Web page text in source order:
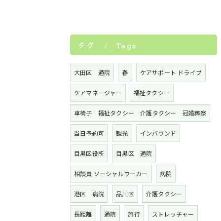
タグ Tags
大田区 通院 春 ケアサポート ドライブ
ケアマネージャー 福祉タクシー
車椅子 福祉タクシー 介護タクシー 冠婚葬祭
当日予約可 観光 インバウンド
目黒区役所 目黒区 通院
相談員 ソーシャルワーカー 病院
港区 病院 品川区 介護タクシー
長距離 通院 旅行 ストレッチャー